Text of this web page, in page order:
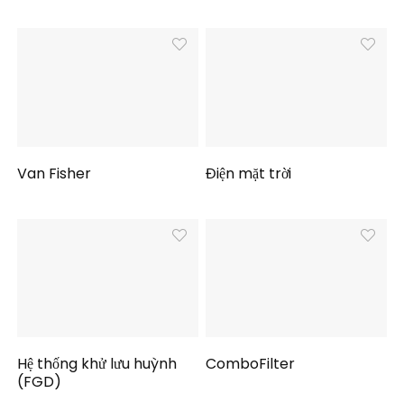
Van Fisher Điện mặt trời
Hệ thống khử lưu huỳnh
(FGD)
ComboFilter